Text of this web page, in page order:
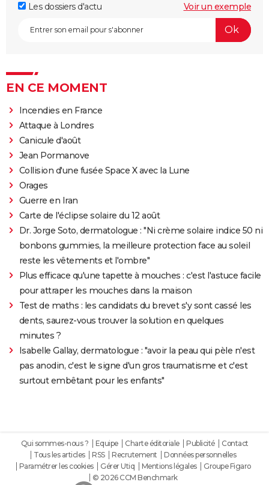
Les dossiers d'actu
Voir un exemple
EN CE MOMENT
Incendies en France
Attaque à Londres
Canicule d'août
Jean Pormanove
Collision d'une fusée Space X avec la Lune
Orages
Guerre en Iran
Carte de l'éclipse solaire du 12 août
Dr. Jorge Soto, dermatologue : "Ni crème solaire indice 50 ni
bonbons gummies, la meilleure protection face au soleil
reste les vêtements et l'ombre"
Plus efficace qu'une tapette à mouches : c'est l'astuce facile
pour attraper les mouches dans la maison
Test de maths : les candidats du brevet s'y sont cassé les
dents, saurez-vous trouver la solution en quelques
minutes ?
Isabelle Gallay, dermatologue : "avoir la peau qui pèle n'est
pas anodin, c'est le signe d'un gros traumatisme et c'est
surtout embêtant pour les enfants"
Qui sommes-nous ? Equipe Charte éditoriale Publicité
Contact
Tous les articles
RSS Recrutement
Données personnelles
Paramétrer les cookies
Gérer Utiq Mentions légales
Groupe Figaro
© 2026 CCM Benchmark